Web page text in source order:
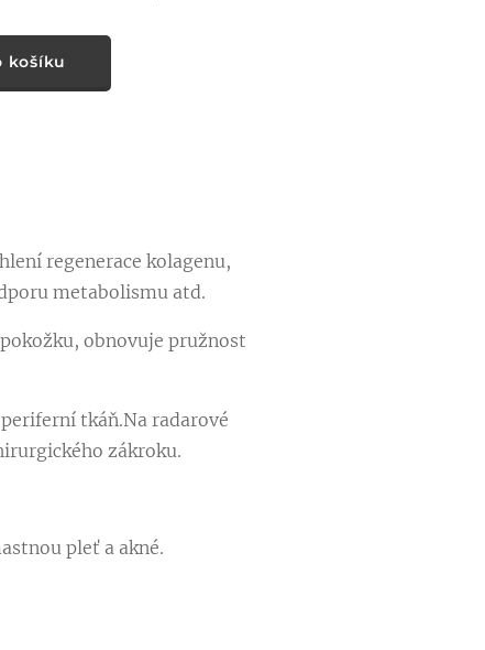
košíku
regenerace kolagenu,
metabolismu atd.
obnovuje pružnost
tkáň.Na radarové
zákroku.
pleť a akné.